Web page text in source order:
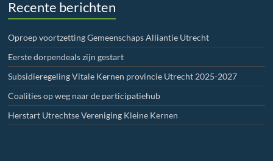
Recente berichten
Oproep voortzetting Gemeenschaps Alliantie Utrecht
Eerste dorpendeals zijn gestart
Subsidieregeling Vitale Kernen provincie Utrecht 2025-2027
Coalities op weg naar de participatiehub
Herstart Utrechtse Vereniging Kleine Kernen